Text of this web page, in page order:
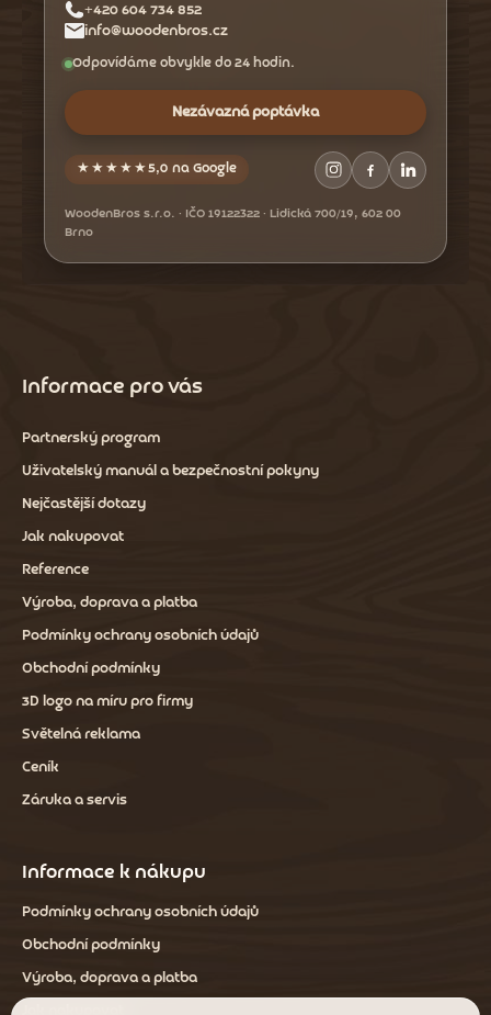
Informace pro vás
Partnerský program
Uživatelský manuál a bezpečnostní pokyny
Nejčastější dotazy
Jak nakupovat
Reference
Výroba, doprava a platba
Podmínky ochrany osobních údajů
Obchodní podmínky
3D logo na míru pro firmy
Světelná reklama
Ceník
Záruka a servis
Informace k nákupu
Podmínky ochrany osobních údajů
Obchodní podmínky
Výroba, doprava a platba
+420 604 734 852
info@woodenbros.cz
Odpovídáme obvykle do 24 hodin.
Nezávazná poptávka
★★★★★5,0 na Google
WoodenBros s.r.o. · IČO 19122322 · Lidická 700/19, 602 00
Brno